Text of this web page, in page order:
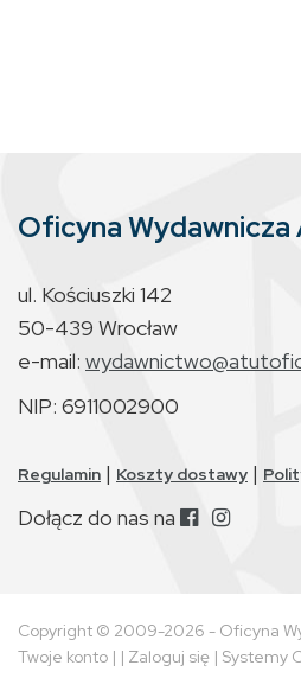
Oficyna Wydawnicza
ul. Kościuszki 142
50-439 Wrocław
e-mail:
NIP: 6911002900
Regulamin | Koszty dostawy |
Dołącz do nas na
Copyright © 2009-2026 - Oficyna
Twoje konto | | Zaloguj się | Systemy